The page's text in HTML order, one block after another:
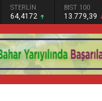
STERLİN
64,4172
BIST 100
13.779,39